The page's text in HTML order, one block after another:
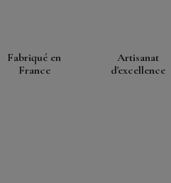
Fabriqué en
France
Artisanat
d'excellence